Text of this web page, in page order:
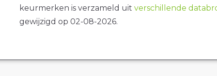
keurmerken is verzameld uit verschillende
gewijzigd op 02-08-2026.